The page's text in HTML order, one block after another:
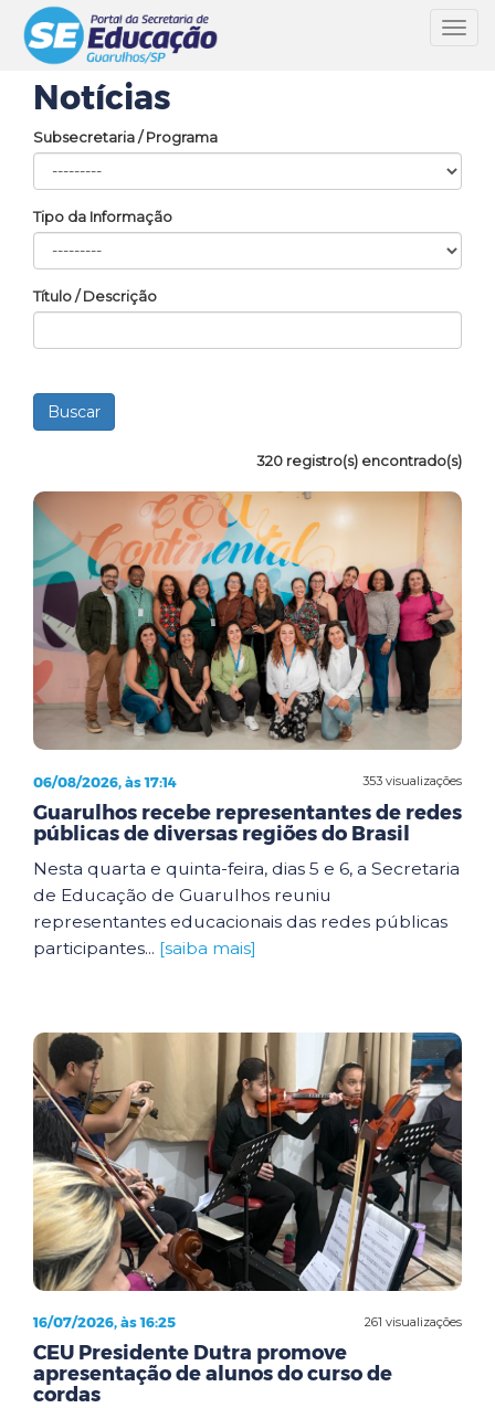
Notícias
Subsecretaria / Programa
Tipo da Informação
Título / Descrição
320 registro(s) encontrado(s)
353 visualizações
06/08/2026, às 17:14
Guarulhos recebe representantes de redes
públicas de diversas regiões do Brasil
Nesta quarta e quinta-feira, dias 5 e 6, a Secretaria
de Educação de Guarulhos reuniu
representantes educacionais das redes públicas
participantes... [saiba mais]
261 visualizações
16/07/2026, às 16:25
CEU Presidente Dutra promove
apresentação de alunos do curso de
cordas